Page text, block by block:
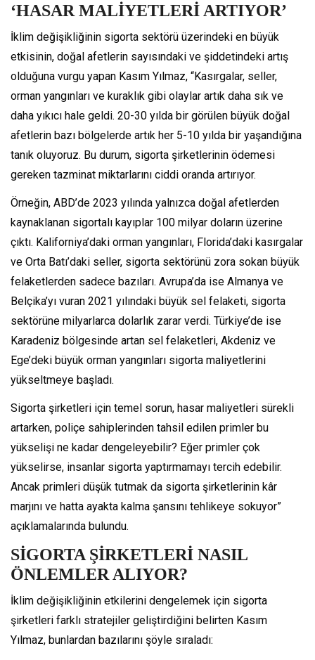
‘HASAR MALİYETLERİ ARTIYOR’
İklim değişikliğinin sigorta sektörü üzerindeki en büyük
etkisinin, doğal afetlerin sayısındaki ve şiddetindeki artış
olduğuna vurgu yapan Kasım Yılmaz, “Kasırgalar, seller,
orman yangınları ve kuraklık gibi olaylar artık daha sık ve
daha yıkıcı hale geldi. 20-30 yılda bir görülen büyük doğal
afetlerin bazı bölgelerde artık her 5-10 yılda bir yaşandığına
tanık oluyoruz. Bu durum, sigorta şirketlerinin ödemesi
gereken tazminat miktarlarını ciddi oranda artırıyor.
Örneğin, ABD’de 2023 yılında yalnızca doğal afetlerden
kaynaklanan sigortalı kayıplar 100 milyar doların üzerine
çıktı. Kaliforniya’daki orman yangınları, Florida’daki kasırgalar
ve Orta Batı’daki seller, sigorta sektörünü zora sokan büyük
felaketlerden sadece bazıları. Avrupa’da ise Almanya ve
Belçika’yı vuran 2021 yılındaki büyük sel felaketi, sigorta
sektörüne milyarlarca dolarlık zarar verdi. Türkiye’de ise
Karadeniz bölgesinde artan sel felaketleri, Akdeniz ve
Ege’deki büyük orman yangınları sigorta maliyetlerini
yükseltmeye başladı.
Sigorta şirketleri için temel sorun, hasar maliyetleri sürekli
artarken, poliçe sahiplerinden tahsil edilen primler bu
yükselişi ne kadar dengeleyebilir? Eğer primler çok
yükselirse, insanlar sigorta yaptırmamayı tercih edebilir.
Ancak primleri düşük tutmak da sigorta şirketlerinin kâr
marjını ve hatta ayakta kalma şansını tehlikeye sokuyor”
açıklamalarında bulundu.
SİGORTA ŞİRKETLERİ NASIL
ÖNLEMLER ALIYOR?
İklim değişikliğinin etkilerini dengelemek için sigorta
şirketleri farklı stratejiler geliştirdiğini belirten Kasım
Yılmaz, bunlardan bazılarını şöyle sıraladı: